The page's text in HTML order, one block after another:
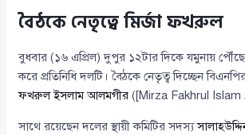
বৈঠকে নেতৃত্বে মির্জা ফখরুল
বুধবার (১৬ এপ্রিল) দুপুর ১২টার দিকে যমুনায়
করে প্রতিনিধি দলটি। বৈঠকে নেতৃত্ব দিচ্ছেন
ফখরুল ইসলাম আলমগীর ([Mirza Fakhrul Islam
সাথে রয়েছেন দলের স্থায়ী কমিটির সদস্য